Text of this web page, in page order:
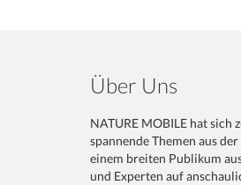
Über Uns
NATURE MOBILE hat sich
spannende Themen aus
einem breiten Publikum
und Experten auf